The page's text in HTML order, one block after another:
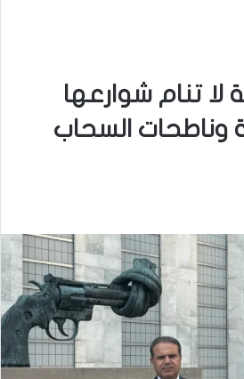
لا تنام شوارعها
وناطحات السحاب